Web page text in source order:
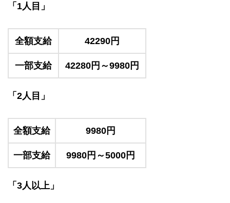
「1人目」
全額支給 42290円
一部支給 42280円～9980円
「2人目」
全額支給 9980円
一部支給 9980円～5000円
「3人以上」